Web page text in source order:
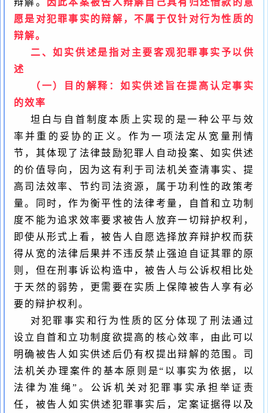
愿是对犯罪事实的辩解，不属于仅针对行为性质的
辩解。
二、如实供述是指对主要客观犯罪事实予以供
述
（一）目的解释：如实供述旨在提高认定事实
的效率
坦白与自首制度本质上实现的是一种公平与效
率并重的妥协的正义。作为一项法定从宽量刑情
节，其体现了法律鼓励犯罪人自动投案、如实供述
的价值导向，因为这有利于司法机关查清事实、提
高司法效率、节约司法资源，属于功利性的政策考
量。同时，作为衡平性的法律考量，自首和立功制
度不能为追求效率要求被告人放弃一切辩护权利，
即使从形式上看，被告人自愿选择放弃辩护权而获
得从宽的法律后果并不违反禁止强迫自证其罪的原
则，但在刑事诉讼构造中，被告人与公诉权相比处
于天然的弱势，更需要在实质上保障被告人享有必
要的辩护权利。
对犯罪事实和行为性质的区分体现了刑法通过
设立自首和立功制度欲提高的核心效率，由此可以
明确被告人如实供述后仍有权提出辩解的范围。司
法机关办理案件的基本原则是“ 以事实为依据，以
法律为准绳” 。公诉机关对犯罪事实承担举证责
任，被告人如实供述犯罪事实后，定案证据得以及